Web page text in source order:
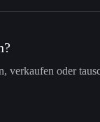
verkaufen oder